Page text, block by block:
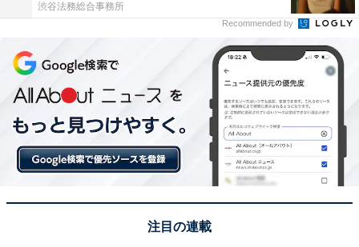
楽天トラベルの「5と0のつく日」キャンペーンと
は？
楽天トラベル
では、毎月5日・10日・15日・20日・25
日・30日に特別キャンペーンを実施。対象日にエントリ
ー＆予約をすると、宿泊料金が特別価格になるほか、ポ
イント還元率もアップします。
ペシャルプランや豪華特典が付く場合もあります。旅行
渋谷法務総合事務所
Recommended by
注目の連載